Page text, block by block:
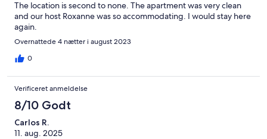
The location is second to none. The apartment was very clean
and our host Roxanne was so accommodating. I would stay here
again.
Overnattede 4 nætter i august 2023
0
Verificeret anmeldelse
8/10 Godt
Carlos R.
11. aug. 2025